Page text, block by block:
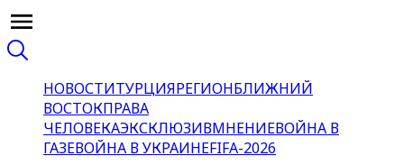
НОВОСТИТУРЦИЯРЕГИОНБЛИЖНИЙ
ВОСТОКПРАВА
ЧЕЛОВЕКАЭКСКЛЮЗИВМНЕНИЕВОЙНА В
ГАЗЕВОЙНА В УКРАИНЕFIFA-2026